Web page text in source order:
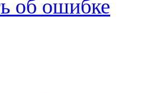
об ошибке